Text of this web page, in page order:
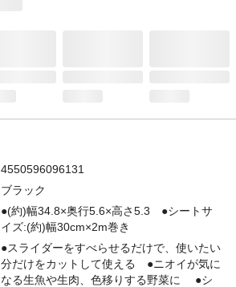
4550596096131
ブラック
●(約)幅34.8×奥行5.6×高さ5.3 ●シートサ
イズ:(約)幅30cm×2m巻き
●スライダーをすべらせるだけで、使いたい
分だけをカットして使える ●ニオイが気に
なる生魚や生肉、色移りする野菜に ●シ